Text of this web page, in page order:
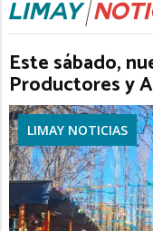
Este sábado,
Productores y
LIMAY NOTICIAS